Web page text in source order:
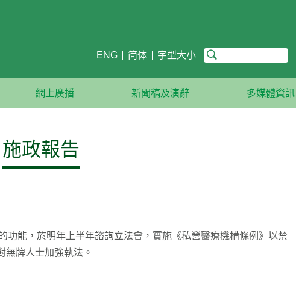
網上廣播 新聞稿及演辭 多媒體資訊
ENG 简体 字型大小
施政報告
功能，於明年上半年諮詢立法會，實施《私營醫療機構條例》以禁
無牌人士加強執法。